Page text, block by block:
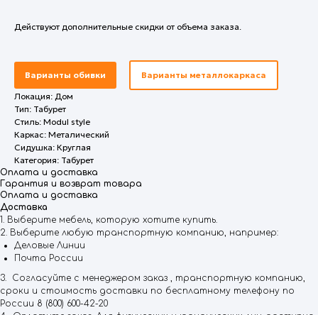
Действуют дополнительные скидки от объема заказа.
Варианты обивки
Варианты металлокаркаса
Локация: Дом
Тип: Табурет
Стиль: Modul style
Каркас: Металический
Сидушка: Круглая
Категория: Табурет
Оплата и доставка
Гарантия и возврат товара
Оплата и доставка
Доставка
1. Выберите мебель, которую хотите купить.
2. Выберите любую транспортную компанию, например:
Деловые Линии
Почта России
3. Согласуйте с менеджером заказ , транспортную компанию,
сроки и стоимость доставки по бесплатному телефону по
России 8 (800) 600-42-20